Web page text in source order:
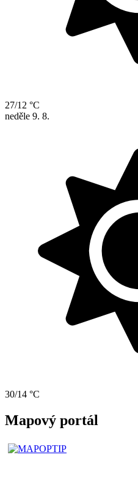
27/12 °C
neděle 9. 8.
30/14 °C
Mapový portál